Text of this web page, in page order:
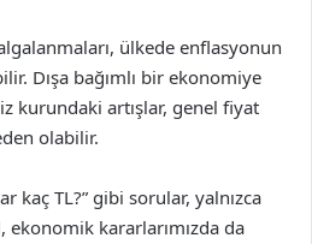
ülkede enflasyonun
Dışa bağımlı bir ekonomiye
kurundaki artışlar, genel fiyat
olabilir.
kaç TL?” gibi sorular, yalnızca
ekonomik kararlarımızda da